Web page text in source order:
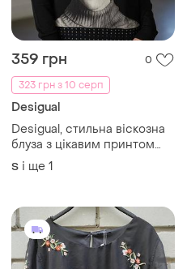
359 грн
0
323 грн з 10 серп
Desigual
Desigual, стильна віскозна
блуза з цікавим принтом
преміального бренду
S і ще 1